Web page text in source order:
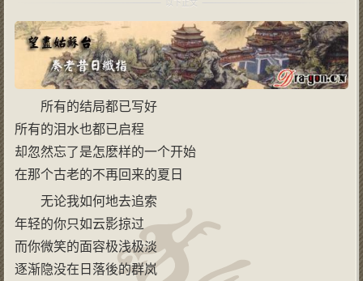
所有的结局都已写好
所有的泪水也都已启程
却忽然忘了是怎麽样的一个开始
在那个古老的不再回来的夏日
无论我如何地去追索
年轻的你只如云影掠过
而你微笑的面容极浅极淡
逐渐隐没在日落後的群岚